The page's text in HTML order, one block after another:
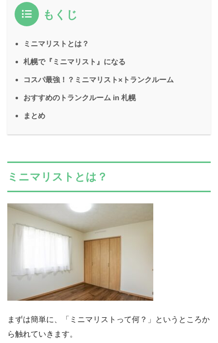
もくじ
ミニマリストとは？
札幌で『ミニマリスト』になる
コスパ最強！？ミニマリスト×トランクルーム
おすすめのトランクルーム in 札幌
まとめ
ミニマリストとは？
まずは簡単に、「ミニマリストって何？」というところか
ら触れていきます。